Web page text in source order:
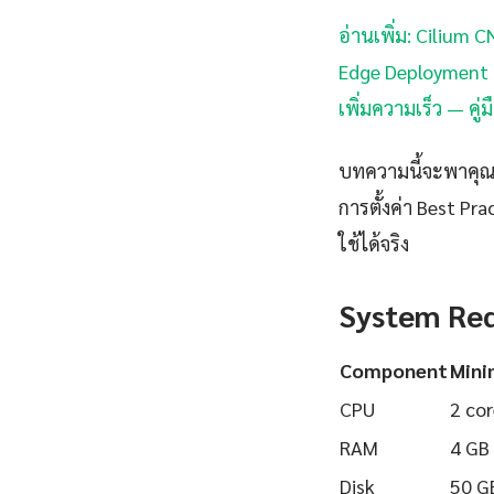
อ่านเพิ่ม: Cilium
Edge
เพิ่มความเร็ว —
บทความนี้จะพาคุณ
การตั้งค่า Best
ใช้ได้จริง
System
Component
CPU
2
RAM
4 GB
Disk
50